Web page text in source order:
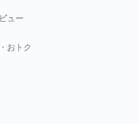
ュー
おトク